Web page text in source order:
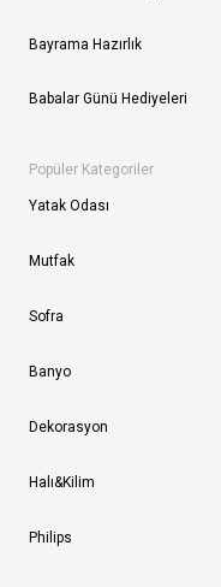
Bayrama Hazırlık
Babalar Günü Hediyeleri
Popüler Kategoriler
Yatak Odası
Mutfak
Sofra
Banyo
Dekorasyon
Halı&Kilim
Philips